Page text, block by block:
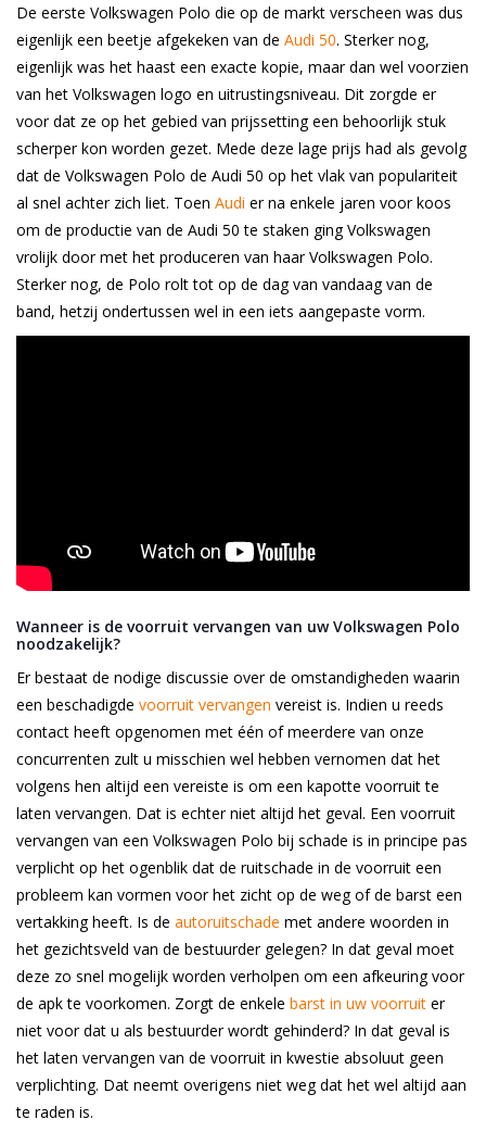
De eerste Volkswagen Polo die op de markt verscheen was dus
eigenlijk een beetje afgekeken van de Audi 50. Sterker nog,
eigenlijk was het haast een exacte kopie, maar dan wel voorzien
van het Volkswagen logo en uitrustingsniveau. Dit zorgde er
voor dat ze op het gebied van prijssetting een behoorlijk stuk
scherper kon worden gezet. Mede deze lage prijs had als gevolg
dat de Volkswagen Polo de Audi 50 op het vlak van populariteit
al snel achter zich liet. Toen Audi er na enkele jaren voor koos
om de productie van de Audi 50 te staken ging Volkswagen
vrolijk door met het produceren van haar Volkswagen Polo.
Sterker nog, de Polo rolt tot op de dag van vandaag van de
band, hetzij ondertussen wel in een iets aangepaste vorm.
Wanneer is de voorruit vervangen van uw Volkswagen Polo
noodzakelijk?
Er bestaat de nodige discussie over de omstandigheden waarin
een beschadigde voorruit vervangen vereist is. Indien u reeds
contact heeft opgenomen met één of meerdere van onze
concurrenten zult u misschien wel hebben vernomen dat het
volgens hen altijd een vereiste is om een kapotte voorruit te
laten vervangen. Dat is echter niet altijd het geval. Een voorruit
vervangen van een Volkswagen Polo bij schade is in principe pas
verplicht op het ogenblik dat de ruitschade in de voorruit een
probleem kan vormen voor het zicht op de weg of de barst een
vertakking heeft. Is de autoruitschade met andere woorden in
het gezichtsveld van de bestuurder gelegen? In dat geval moet
deze zo snel mogelijk worden verholpen om een afkeuring voor
de apk te voorkomen. Zorgt de enkele barst in uw voorruit er
niet voor dat u als bestuurder wordt gehinderd? In dat geval is
het laten vervangen van de voorruit in kwestie absoluut geen
verplichting. Dat neemt overigens niet weg dat het wel altijd aan
te raden is.